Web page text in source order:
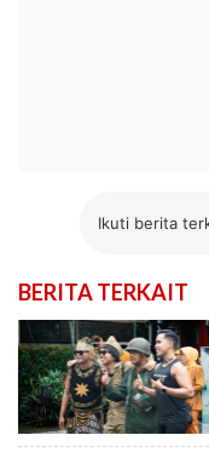
Ikuti berita
BERITA TERKAIT